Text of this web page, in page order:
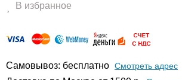
В избранное
Самовывоз: бесплатно Смотреть адрес